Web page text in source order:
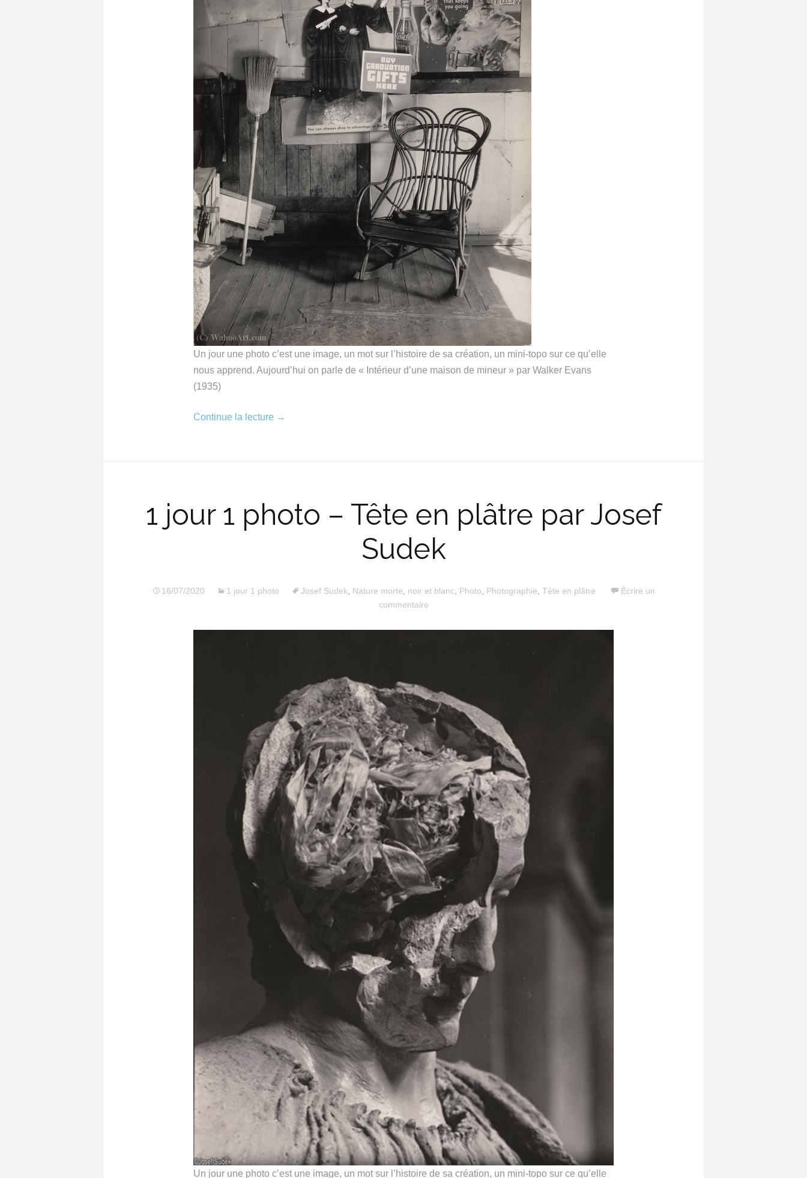
Un jour une photo c’est une image, un mot sur l’histoire de sa création, un mini-topo sur ce qu’elle
nous apprend. Aujourd’hui on parle de « Intérieur d’une maison de mineur » par Walker Evans
(1935)
Continue la lecture →
1 jour 1 photo – Tête en plâtre par Josef
Sudek
16/07/2020 1 jour 1 photo Josef Sudek Nature morte noir et blanc Photo Photographie Tête en plâtre
Écrire un
commentaire
Un jour une photo c’est une image, un mot sur l’histoire de sa création, un mini-topo sur ce qu’elle